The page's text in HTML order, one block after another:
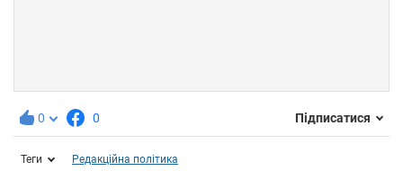
0 0 Підписатися
Теги Редакційна політика